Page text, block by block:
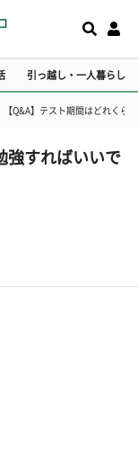
引っ越し・一人暮らし
【Q&A】テスト期間はどれくら
強すればいいで